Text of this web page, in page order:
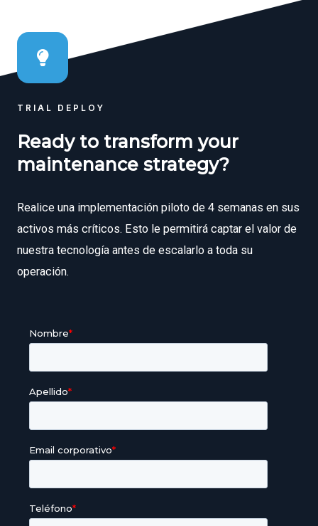
TRIAL DEPLOY
Ready to transform your
maintenance strategy?
Realice una implementación piloto de 4 semanas en sus
activos más críticos. Esto le permitirá captar el valor de
nuestra tecnología antes de escalarlo a toda su
operación.